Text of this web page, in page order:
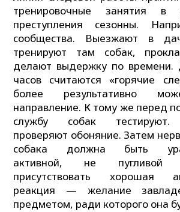
тренировочные занятия в
преступления сезонны.
сообщества. Выезжают в
тренируют там собак,
делают выдержку по времени.
часов считаются «горячие
более результативно
направление. К тому же перед
службу собак тестируют.
проверяют обоняние. Затем
собака должна быть
активной, не
присутствовать хорошая
реакция — желание
предметом, ради которого она